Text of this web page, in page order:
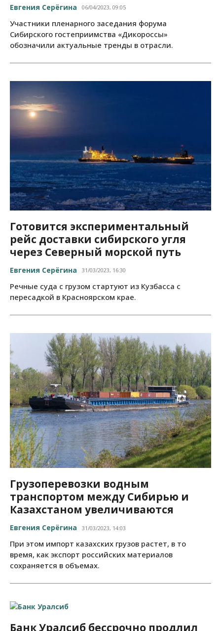
Евгения Серёгина 06/04/2023, 09:05
Участники пленарного заседания форума
Сибирского гостеприимства «Дикороссы»
обозначили актуальные тренды в отрасли.
Готовится экспериментальный
рейс доставки сибирского угля
через Северный морской путь
Евгения Серёгина 31/03/2023, 16:30
Речные суда с грузом стартуют из Кузбасса с
пересадкой в Красноярском крае.
Грузоперевозки водным
транспортом между Сибирью и
Казахстаном увеличиваются
Евгения Серёгина 31/03/2023, 14:03
При этом импорт казахских грузов растет, в то
время, как экспорт российских материалов
сохраняется в объемах.
Банк Уралсиб бессрочно продлил